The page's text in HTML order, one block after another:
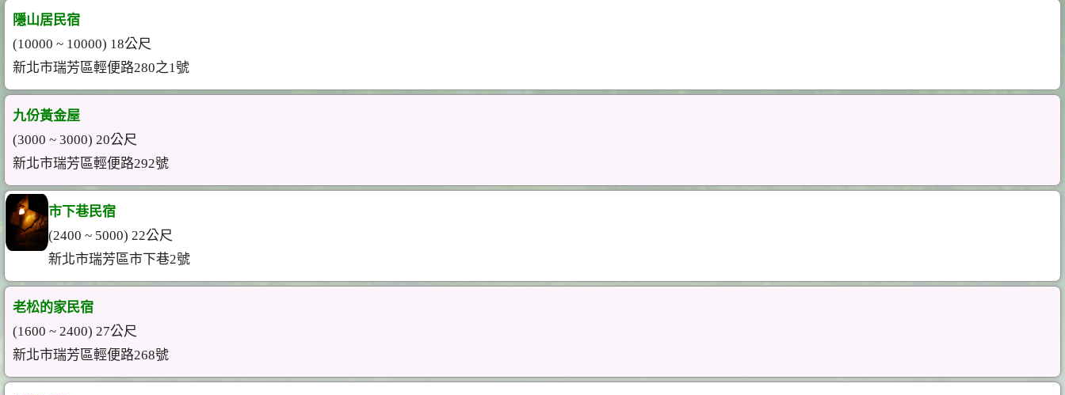
隱山居民宿
(10000 ~ 10000) 18公尺
新北市瑞芳區輕便路280之1號
九份黃金屋
(3000 ~ 3000) 20公尺
新北市瑞芳區輕便路292號
市下巷民宿
(2400 ~ 5000) 22公尺
新北市瑞芳區市下巷2號
老松的家民宿
(1600 ~ 2400) 27公尺
新北市瑞芳區輕便路268號